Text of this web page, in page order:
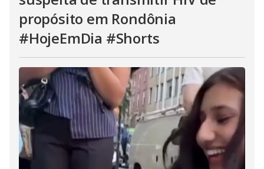
propósito em Rondônia
#HojeEmDia #Shorts